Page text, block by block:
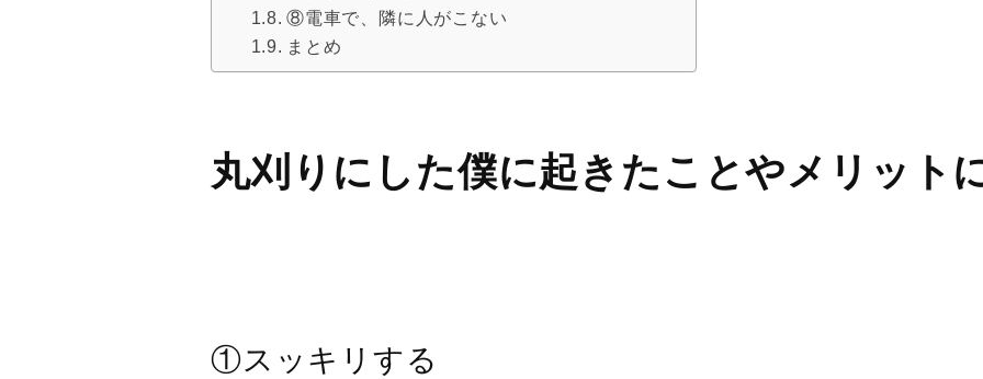
⑧電車で、隣に人がこない
まとめ
丸刈りにした僕に起きたことやメリット
①スッキリする